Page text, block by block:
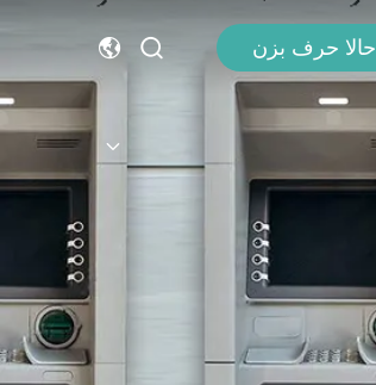
حالا حرف بزن